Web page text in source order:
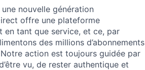
nouvelle génération
offre une plateforme
en tant que service, et ce, par
des millions d’abonnements
action est toujours guidée par
vu, de rester authentique et